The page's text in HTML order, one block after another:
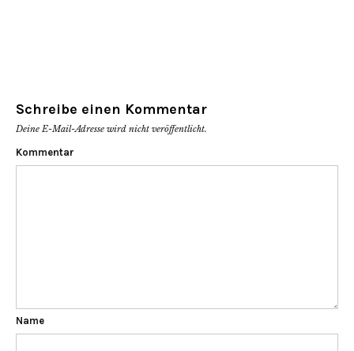
Schreibe einen Kommentar
Deine E-Mail-Adresse wird nicht veröffentlicht.
Kommentar
Name